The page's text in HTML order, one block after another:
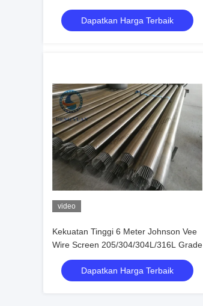
Dapatkan Harga Terbaik
video
Kekuatan Tinggi 6 Meter Johnson Vee
Wire Screen 205/304/304L/316L Grade
Dapatkan Harga Terbaik